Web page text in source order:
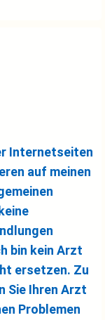
Internetseiten
auf meinen
bin kein Arzt
ersetzen. Zu
Sie Ihren Arzt
Problemen